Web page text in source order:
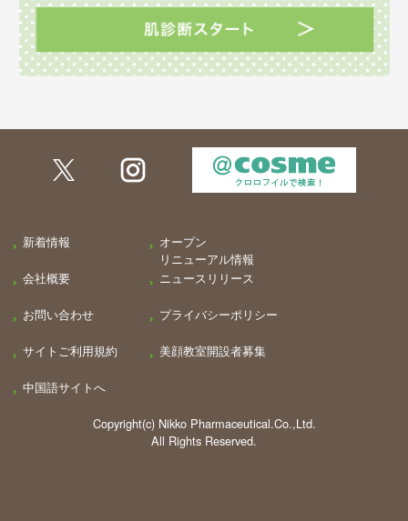
新着情報
オープン
リニューアル情報
会社概要
ニュースリリース
お問い合わせ プライバシーポリシー
サイトご利用規約 美顔教室開設者募集
中国語サイトへ
Copyright(c) Nikko Pharmaceutical.Co.,Ltd.
All Rights Reserved.